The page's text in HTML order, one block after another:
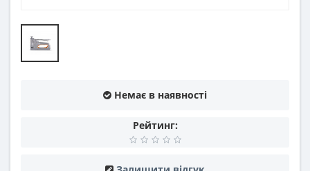
Немає в наявності
Рейтинг: